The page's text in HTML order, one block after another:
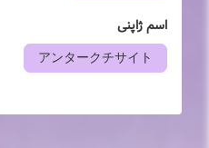
اسم ژاپنی
アンタークチサイト